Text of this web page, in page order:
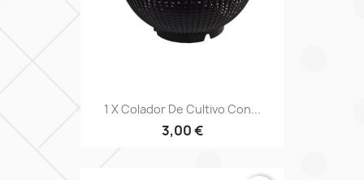
1 X Colador De Cultivo Con...
3,00 €